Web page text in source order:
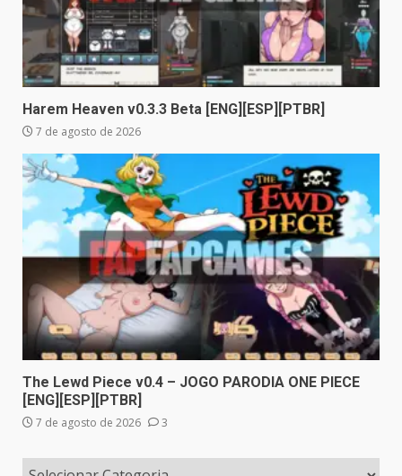
Harem Heaven v0.3.3 Beta [ENG][ESP][PTBR]
7 de agosto de 2026
The Lewd Piece v0.4 – JOGO PARODIA ONE PIECE
[ENG][ESP][PTBR]
7 de agosto de 2026 3